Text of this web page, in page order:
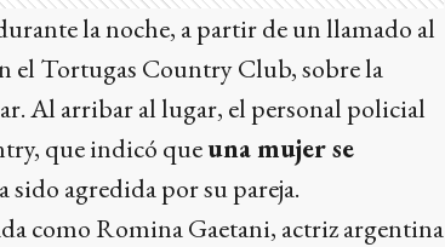
la noche, a partir de un llamado al
el Tortugas Country Club, sobre la
Al arribar al lugar, el personal policial
que indicó queuna mujer se
sido agredida por su pareja.
como Romina Gaetani, actriz argentina